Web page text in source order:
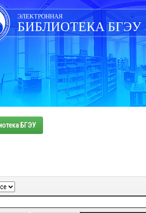
ЭЛЕКТРОННАЯ
БИБЛИОТЕКА БГЭУ
БГЭУ